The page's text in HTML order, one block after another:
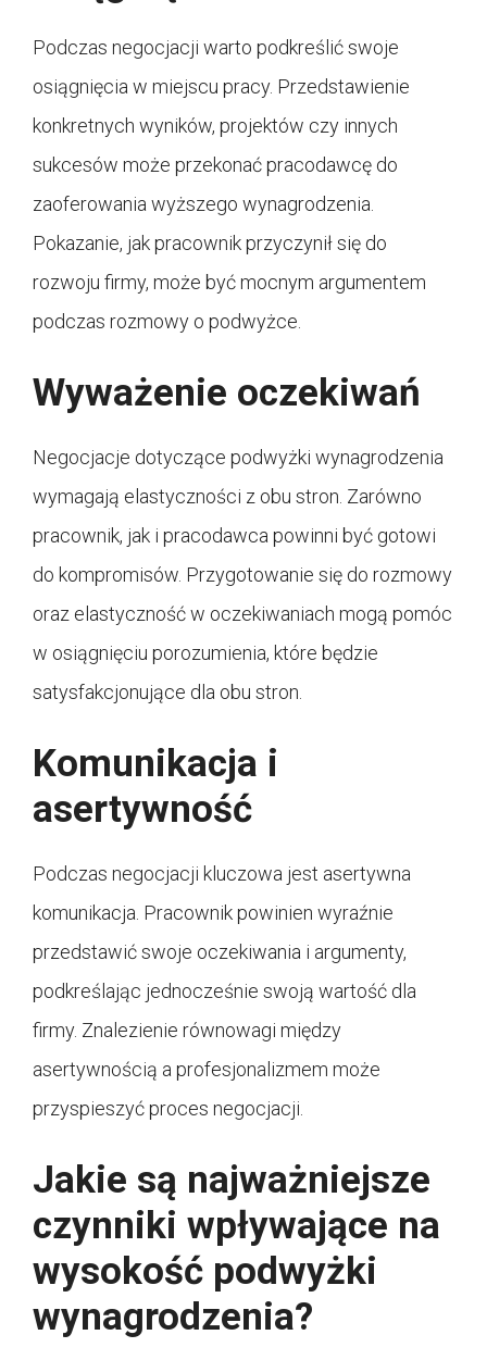
Podczas negocjacji warto podkreślić swoje
osiągnięcia w miejscu pracy. Przedstawienie
konkretnych wyników, projektów czy innych
sukcesów może przekonać pracodawcę do
zaoferowania wyższego wynagrodzenia.
Pokazanie, jak pracownik przyczynił się do
rozwoju firmy, może być mocnym argumentem
podczas rozmowy o podwyżce.
Wyważenie oczekiwań
Negocjacje dotyczące podwyżki wynagrodzenia
wymagają elastyczności z obu stron. Zarówno
pracownik, jak i pracodawca powinni być gotowi
do kompromisów. Przygotowanie się do rozmowy
oraz elastyczność w oczekiwaniach mogą pomóc
w osiągnięciu porozumienia, które będzie
satysfakcjonujące dla obu stron.
Komunikacja i
asertywność
Podczas negocjacji kluczowa jest asertywna
komunikacja. Pracownik powinien wyraźnie
przedstawić swoje oczekiwania i argumenty,
podkreślając jednocześnie swoją wartość dla
firmy. Znalezienie równowagi między
asertywnością a profesjonalizmem może
przyspieszyć proces negocjacji.
Jakie są najważniejsze
czynniki wpływające na
wysokość podwyżki
wynagrodzenia?